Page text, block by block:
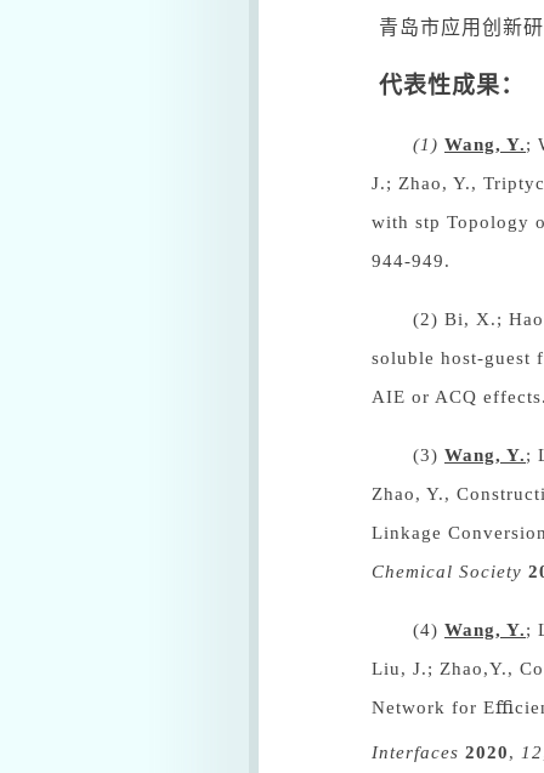
青岛市应用创新
代表性成果：
(1) Wang, Y.;
J.; Zhao, Y.,
with stp Topology
944-949.
(2) Bi, X.;
soluble host-guest
AIE or ACQ
(3) Wang, Y.;
Zhao, Y.,
Linkage
Chemical Society
(4) Wang, Y.;
Liu, J.; Zhao,Y.,
Network for
Interfaces 2020, 12